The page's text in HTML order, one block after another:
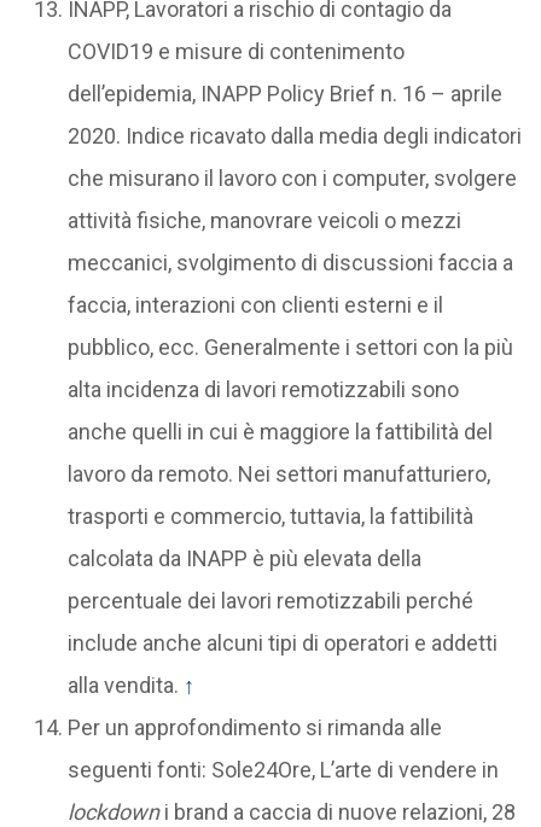
INAPP, Lavoratori a rischio di contagio da
COVID19 e misure di contenimento
dell’epidemia, INAPP Policy Brief n. 16 – aprile
2020. Indice ricavato dalla media degli indicatori
che misurano il lavoro con i computer, svolgere
attività fisiche, manovrare veicoli o mezzi
meccanici, svolgimento di discussioni faccia a
faccia, interazioni con clienti esterni e il
pubblico, ecc. Generalmente i settori con la più
alta incidenza di lavori remotizzabili sono
anche quelli in cui è maggiore la fattibilità del
lavoro da remoto. Nei settori manufatturiero,
trasporti e commercio, tuttavia, la fattibilità
calcolata da INAPP è più elevata della
percentuale dei lavori remotizzabili perché
include anche alcuni tipi di operatori e addetti
alla vendita. ↑
Per un approfondimento si rimanda alle
seguenti fonti: Sole24Ore, L’arte di vendere in
lockdowni brand a caccia di nuove relazioni, 28